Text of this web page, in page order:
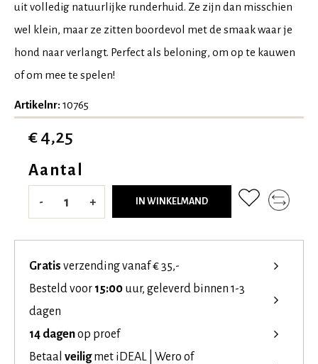
uit volledig natuurlijke runderhuid. Ze zijn dan misschien
wel klein, maar ze zitten boordevol met de smaak waar je
hond naar verlangt. Perfect als beloning, om op te kauwen
of om mee te spelen!
Artikelnr: 10765
€ 4,25
Aantal
- + IN WINKELMAND
Gratis verzending vanaf € 35,-
Besteld voor 15:00 uur, geleverd binnen 1-3
dagen
14 dagenop proef
Betaal veiligmet iDEAL | Wero of